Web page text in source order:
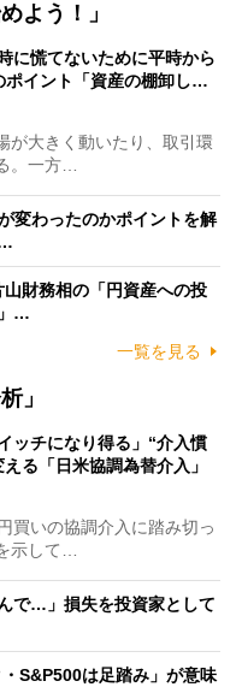
よう！」
に慌てないために平時から
ポイント「資産の棚卸し…
大きく動いたり、取引環
。一方…
変わったのかポイントを解
山財務相の「円資産への投
…
一覧を見る
」
ッチになり得る」“介入慣
る「日米協調為替介入」
買いの協調介入に踏み切っ
示して…
で…」損失を投資家として
S&P500は足踏み」が意味